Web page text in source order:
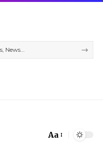
Font
Aa